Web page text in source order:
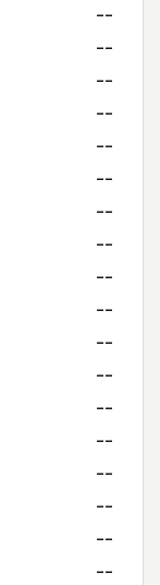
--
--
--
--
--
--
--
--
--
--
--
--
--
--
--
--
--
--